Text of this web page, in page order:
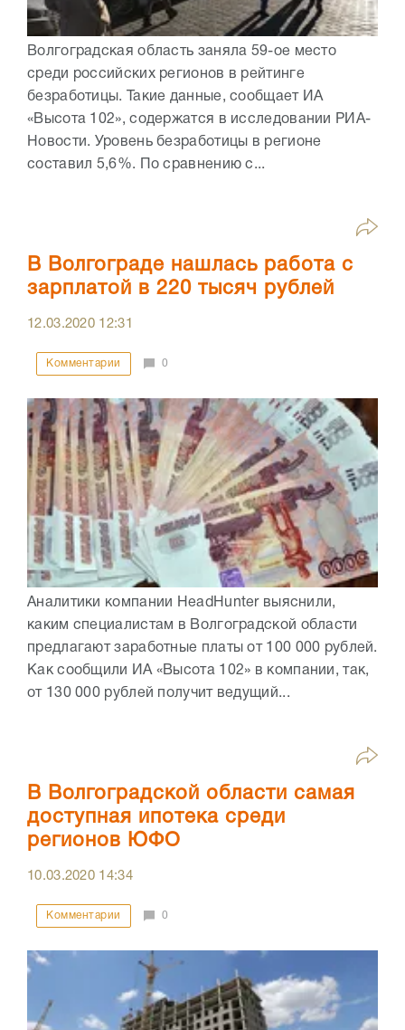
Волгоградская область заняла 59-ое место
среди российских регионов в рейтинге
безработицы. Такие данные, сообщает ИА
«Высота 102», содержатся в исследовании РИА-
Новости. Уровень безработицы в регионе
составил 5,6%. По сравнению с...
В Волгограде нашлась работа с
зарплатой в 220 тысяч рублей
12.03.2020 12:31
Комментарии 0
Аналитики компании HeadHunter выяснили,
каким специалистам в Волгоградской области
предлагают заработные платы от 100 000 рублей.
Как сообщили ИА «Высота 102» в компании, так,
от 130 000 рублей получит ведущий...
В Волгоградской области самая
доступная ипотека среди
регионов ЮФО
10.03.2020 14:34
Комментарии 0